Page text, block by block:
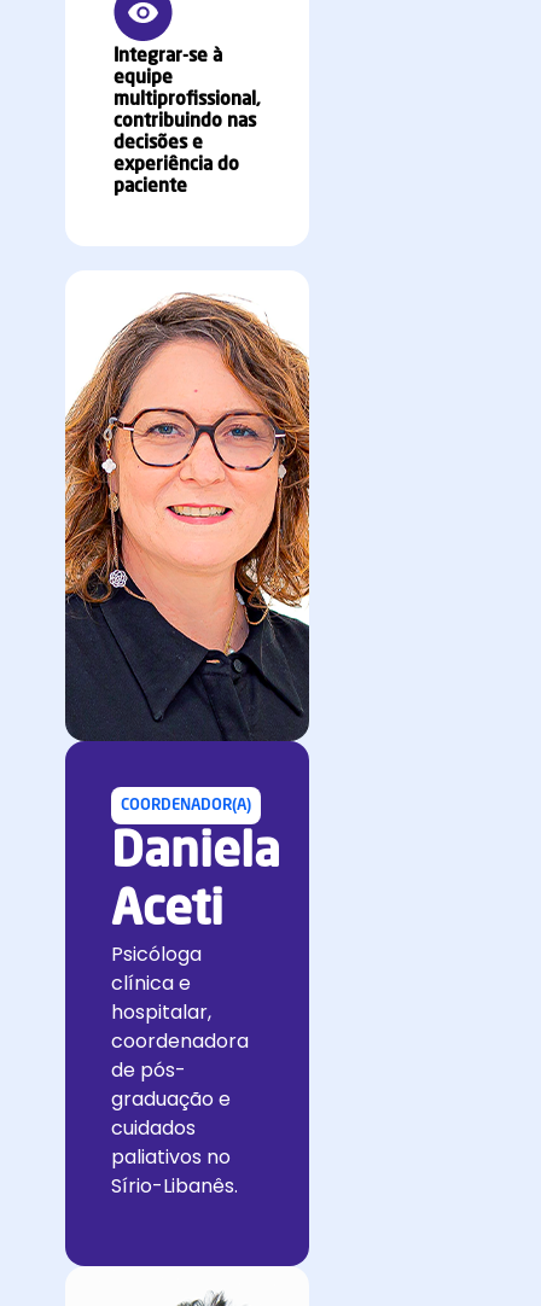
Integrar-se à
equipe
multiprofissional,
contribuindo nas
decisões e
experiência do
paciente
COORDENADOR(A)
Daniela
Aceti
Psicóloga
clínica e
hospitalar,
coordenadora
de pós-
graduação e
cuidados
paliativos no
Sírio-Libanês.